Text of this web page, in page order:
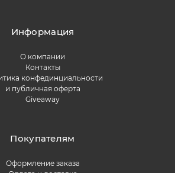
Информация
О компании
Контакты
конфединциальности
и публичная оферта
Giveaway
Покупателям
Оформление заказа